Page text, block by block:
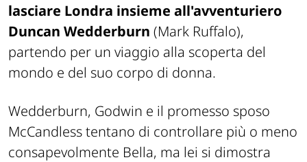
lasciare Londra insieme all'avventuriero
Duncan Wedderburn (Mark Ruffalo),
partendo per un viaggio alla scoperta del
mondo e del suo corpo di donna.
Wedderburn, Godwin e il promesso sposo
McCandless tentano di controllare più o meno
consapevolmente Bella, ma lei si dimostra